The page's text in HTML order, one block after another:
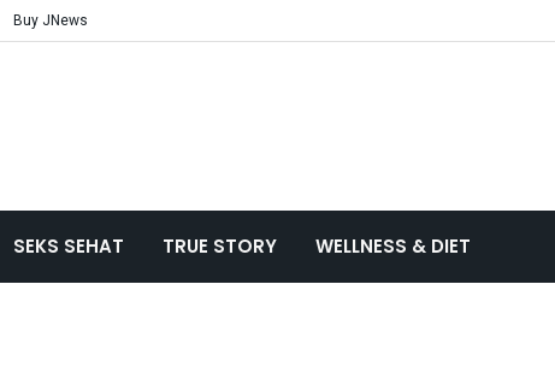
Buy JNews
SEKS SEHAT TRUE STORY WELLNESS & DIET